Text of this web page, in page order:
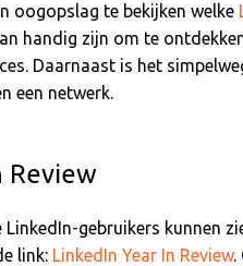
oogopslag te bekijken welke
handig zijn om te
Daarnaast is het
een netwerk.
Review
gebruikers kunnen
link: LinkedIn Year In Review.